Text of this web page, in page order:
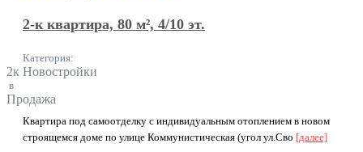
2-к квартира, 80 м², 4/10 эт.
Категория:
2к Новостройки
в
Продажа
Квартира под самоотделку с индивидуальным отоплением в новом
строящемся доме по улице Коммунистическая (угол ул.Сво [далее]